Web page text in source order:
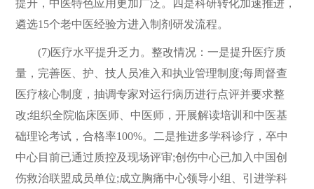
提升，中医特色应用更加广泛。四是科研转化加速推进，
遴选15个老中医经验方进入制剂研发流程。
(7)医疗水平提升乏力。整改情况：一是提升医疗质
量，完善医、护、技人员准入和执业管理制度;每周督查
医疗核心制度，抽调专家对运行病历进行点评并要求整
改;组织全院临床医师、中医师，开展解读培训和中医基
础理论考试，合格率100%。二是推进多学科诊疗，卒中
中心目前已通过质控及现场评审;创伤中心已加入中国创
伤救治联盟成员单位;成立胸痛中心领导小组、引进学科